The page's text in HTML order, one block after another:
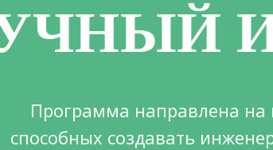
Программа направлена на
способных создавать